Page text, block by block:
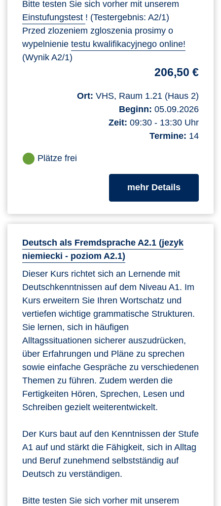
Bitte testen Sie sich vorher mit unserem
Einstufungstest ! (Testergebnis: A2/1)
Przed zlozeniem zgloszenia prosimy o
wypelnienie testu kwalifikacyjnego online!
(Wynik A2/1)
206,50 €
Ort: VHS, Raum 1.21 (Haus 2)
Beginn: 05.09.2026
Zeit: 09:30 - 13:30 Uhr
Termine: 14
Plätze frei
mehr Detailszum
Deutsch als Fremdsprache A2.1 (jezyk
niemiecki - poziom A2.1)
Dieser Kurs richtet sich an Lernende mit
Deutschkenntnissen auf dem Niveau A1. Im
Kurs erweitern Sie Ihren Wortschatz und
vertiefen wichtige grammatische Strukturen.
Sie lernen, sich in häufigen
Alltagssituationen sicherer auszudrücken,
über Erfahrungen und Pläne zu sprechen
sowie einfache Gespräche zu verschiedenen
Themen zu führen. Zudem werden die
Fertigkeiten Hören, Sprechen, Lesen und
Schreiben gezielt weiterentwickelt.
Der Kurs baut auf den Kenntnissen der Stufe
A1 auf und stärkt die Fähigkeit, sich in Alltag
und Beruf zunehmend selbstständig auf
Deutsch zu verständigen.
Bitte testen Sie sich vorher mit unserem